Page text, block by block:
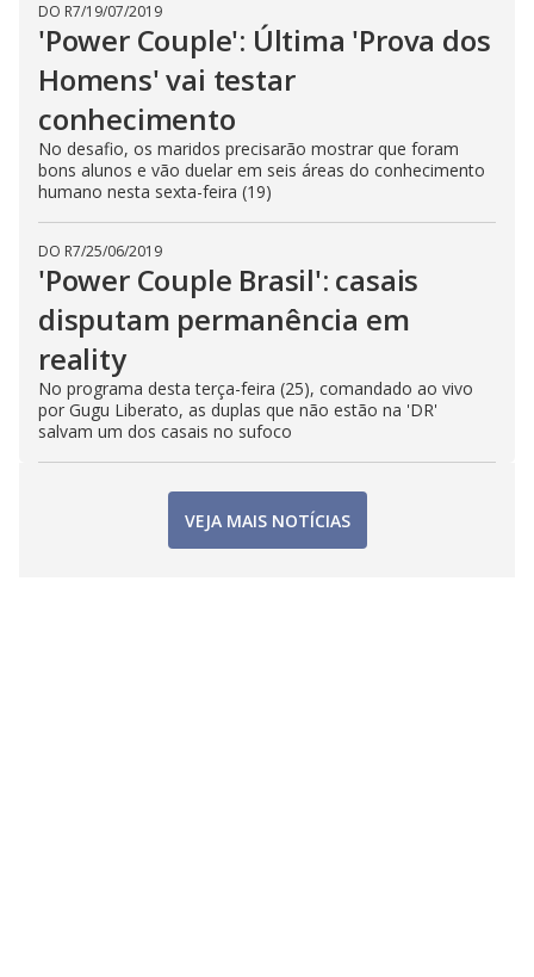
DO R7/19/07/2019
'Power Couple': Última 'Prova dos
Homens' vai testar
conhecimento
No desafio, os maridos precisarão mostrar que foram
bons alunos e vão duelar em seis áreas do conhecimento
humano nesta sexta-feira (19)
DO R7/25/06/2019
'Power Couple Brasil': casais
disputam permanência em
reality
No programa desta terça-feira (25), comandado ao vivo
por Gugu Liberato, as duplas que não estão na 'DR'
salvam um dos casais no sufoco
VEJA MAIS NOTÍCIAS